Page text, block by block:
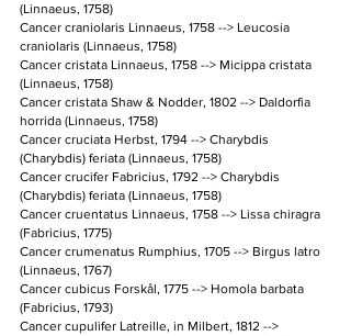
(Linnaeus, 1758)
Cancer craniolaris Linnaeus, 1758 --> Leucosia
craniolaris (Linnaeus, 1758)
Cancer cristata Linnaeus, 1758 --> Micippa cristata
(Linnaeus, 1758)
Cancer cristata Shaw & Nodder, 1802 --> Daldorfia
horrida (Linnaeus, 1758)
Cancer cruciata Herbst, 1794 --> Charybdis
(Charybdis) feriata (Linnaeus, 1758)
Cancer crucifer Fabricius, 1792 --> Charybdis
(Charybdis) feriata (Linnaeus, 1758)
Cancer cruentatus Linnaeus, 1758 --> Lissa chiragra
(Fabricius, 1775)
Cancer crumenatus Rumphius, 1705 --> Birgus latro
(Linnaeus, 1767)
Cancer cubicus Forskål, 1775 --> Homola barbata
(Fabricius, 1793)
Cancer cupulifer Latreille, in Milbert, 1812 -->